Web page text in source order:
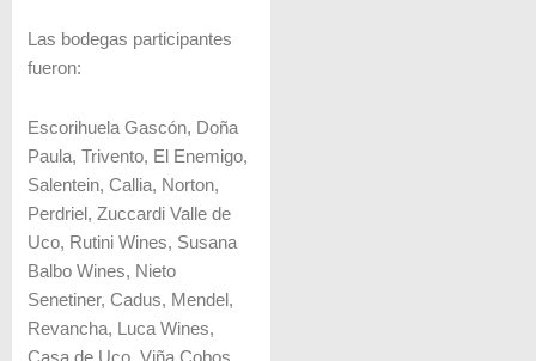
Las bodegas participantes
fueron:
Escorihuela Gascón, Doña
Paula, Trivento, El Enemigo,
Salentein, Callia, Norton,
Perdriel, Zuccardi Valle de
Uco, Rutini Wines, Susana
Balbo Wines, Nieto
Senetiner, Cadus, Mendel,
Revancha, Luca Wines,